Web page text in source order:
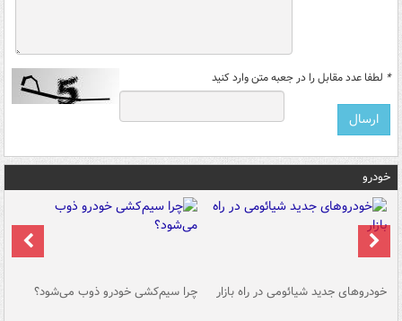
* لطفا عدد مقابل را در جعبه متن وارد کنید
خودرو
خودروهای جدید شیائومی در راه بازار چرا سیم‌کشی خودرو ذوب می‌شود؟